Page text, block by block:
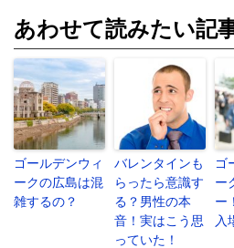
あわせて読みたい記
ゴールデンウィ
ークの広島は混
雑するの？
バレンタインも
らったら意識す
る？男性の本
音！実はこう思
っていた！
ゴ
ー
ー
入